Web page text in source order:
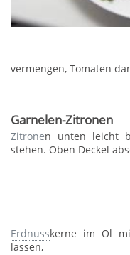
vermengen, Tomaten
Garnelen-Zitronen
Zitronen unten leicht
stehen. Oben Deckel
Erdnusskerne im Öl
lassen,